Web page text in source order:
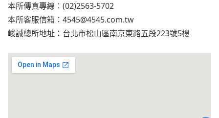
本所傳真專線：(02)2563-5702
本所客服信箱： 4545@4545.com.tw
峻誠總所地址：台北市松山區南京東路五段223號5樓